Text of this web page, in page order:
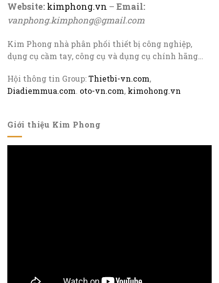
Website: kimphong.vn – Email:
vanphong.kimphong@gmail.com
Kim Phong nhà phân phối thiết bị công nghiệp,
dụng cụ cầm tay, công cụ và dụng cụ chính hãng…
Hội thông tin Group:Thietbi-vn.com,
Diadiemmua.com. oto-vn.com, kimohong.vn
Giới thiệu Kim Phong